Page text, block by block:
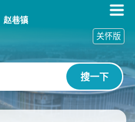
赵巷镇
搜一下
关怀版